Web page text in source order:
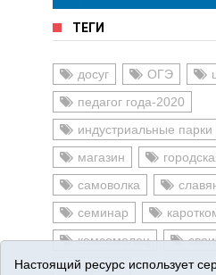
ТЕГИ
досуг ОГЭ
педагог года-2020
индустриальные парки
магазин
самоволка
семинар
комсомолец
тарифы
Настоящий ресурс использует